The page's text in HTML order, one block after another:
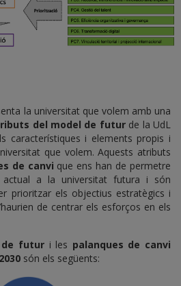
la universitat que volem amb una
del model de futurde la UdL
característiques i elements propis i
que volem. Aquests atributs
de canvi que ens han de permetre
actual a la universitat futura i són
prioritzar els objectius estratègics i
de centrar els esforços en els
futur i les palanques de canvi
són els següents: